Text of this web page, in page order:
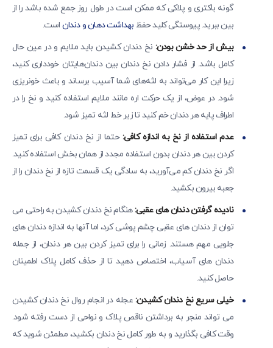
گونه باکتری و پلاکی که ممکن است در طول روز جمع شده باشد را از
بین ببرید. پیوستگی کلید حفظ بهداشت دهان و دندان است.
بیش از حد خشن بودن: نخ دندان کشیدن باید ملایم و در عین حال
کامل باشد. از فشار دادن نخ دندان بین دندان‌هایتان خودداری کنید،
زیرا این کار می‌تواند به لثه‌های شما آسیب برساند و باعث خونریزی
شود. در عوض، از یک حرکت اره‌ مانند ملایم استفاده کنید و نخ را در
اطراف پایه هر دندان خم کنید تا زیر خط لثه تمیز شود.
عدم استفاده از نخ به اندازه کافی: حتما از نخ دندان کافی برای تمیز
کردن بین هر دندان بدون استفاده مجدد از همان بخش استفاده کنید.
اگر نخ دندان کم می‌آورید، به سادگی یک قسمت تازه از نخ دندان را از
جعبه بیرون بکشید.
نادیده گرفتن دندان‌ های عقبی:هنگام نخ دندان کشیدن به راحتی می
توان از دندان های عقبی چشم پوشی کرد، اما آنها به اندازه دندان های
جلویی مهم هستند. زمانی را برای تمیز کردن بین هر دندان، از جمله
دندان های آسیاب، اختصاص دهید تا از حذف کامل پلاک اطمینان
حاصل کنید.
خیلی سریع نخ دندان کشیدن: عجله در انجام روال نخ دندان کشیدن
می تواند منجر به برداشتن ناقص پلاک و نواحی از دست رفته شود.
وقت کافی بگذارید و به طور کامل نخ دندان بکشید، مطمئن شوید که